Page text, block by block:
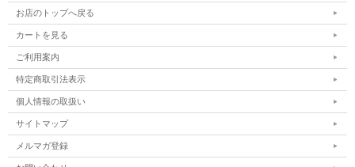
お店のトップへ戻る
カートを見る
ご利用案内
特定商取引法表示
個人情報の取扱い
サイトマップ
メルマガ登録